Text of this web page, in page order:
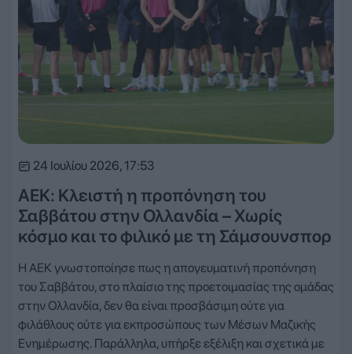
24 Ιουλίου 2026, 17:53
ΑΕΚ: Κλειστή η προπόνηση του
Σαββάτου στην Ολλανδία – Χωρίς
κόσμο και το φιλικό με τη Σάμσουνσπορ
Η ΑΕΚ γνωστοποίησε πως η απογευματινή προπόνηση
του Σαββάτου, στο πλαίσιο της προετοιμασίας της ομάδας
στην Ολλανδία, δεν θα είναι προσβάσιμη ούτε για
φιλάθλους ούτε για εκπροσώπους των Μέσων Μαζικής
Ενημέρωσης. Παράλληλα, υπήρξε εξέλιξη και σχετικά με